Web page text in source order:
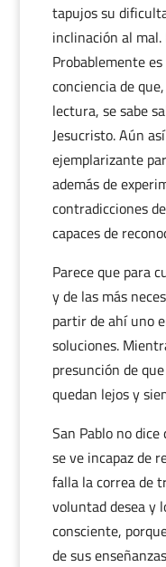
tapujos su
inclinación al
Probablemente
conciencia de
lectura, se sabe
Jesucristo. Aún
ejemplarizante
además de
contradicciones
capaces de
Parece que para
y de las más
partir de ahí uno
soluciones.
presunción de
quedan lejos y
San Pablo no
se ve incapaz de
falla la correa de
voluntad desea y
consciente,
de sus